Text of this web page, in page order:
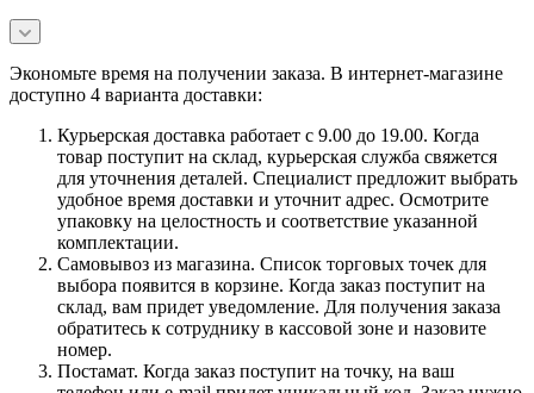
Экономьте время на получении заказа. В интернет-магазине
доступно 4 варианта доставки:
Курьерская доставка работает с 9.00 до 19.00. Когда
товар поступит на склад, курьерская служба свяжется
для уточнения деталей. Специалист предложит выбрать
удобное время доставки и уточнит адрес. Осмотрите
упаковку на целостность и соответствие указанной
комплектации.
Самовывоз из магазина. Список торговых точек для
выбора появится в корзине. Когда заказ поступит на
склад, вам придет уведомление. Для получения заказа
обратитесь к сотруднику в кассовой зоне и назовите
номер.
Постамат. Когда заказ поступит на точку, на ваш